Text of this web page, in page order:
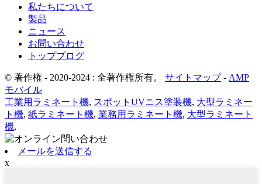
私たちについて
製品
ニュース
お問い合わせ
トップブログ
© 著作権 - 2020-2024 : 全著作権所有。 サイトマップ- AMP
モバイル
工業用ラミネート機, スポットUVニス塗装機, 大型ラミネー
ト機, 紙ラミネート機, 業務用ラミネート機, 大型ラミネート
機,
メールを送信する
x